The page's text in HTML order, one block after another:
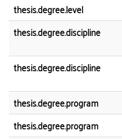
thesis.degree.level
thesis.degree.discipline
thesis.degree.discipline
thesis.degree.program
thesis.degree.program